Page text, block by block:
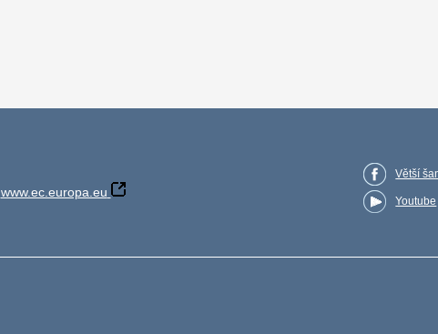
www.ec.europa.eu
Větší
Youtube